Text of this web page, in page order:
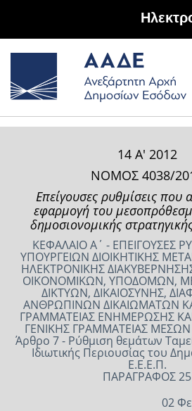
14 Α' 2012
ΝΟΜΟΣ 4038/
Επείγουσες ρυθμίσεις που
εφαρμογή του
δημοσιονομικής
ΚΕΦΑΛΑΙΟ Α΄ - ΕΠΕΙΓΟΥΣΕΣ
ΥΠΟΥΡΓΕΙΩΝ ΔΙΟΙΚΗΤΙΚΗΣ
ΗΛΕΚΤΡΟΝΙΚΗΣ
ΟΙΚΟΝΟΜΙΚΩΝ, ΥΠΟΔΟΜΩΝ,
ΔΙΚΤΥΩΝ, ΔΙΚΑΙΟΣΥΝΗΣ,
ΑΝΘΡΩΠΙΝΩΝ ΔΙΚΑΙΩΜΑΤΩΝ
ΓΡΑΜΜΑΤΕΙΑΣ ΕΝΗΜΕΡΩΣΗΣ
ΓΕΝΙΚΗΣ ΓΡΑΜΜΑΤΕΙΑΣ
Άρθρο 7 - Ρύθμιση θεμάτων
Ιδιωτικής Περιουσίας του
Ε.Ε.Ε.Π.
ΠΑΡΑΓΡΑΦΟΣ 25
02